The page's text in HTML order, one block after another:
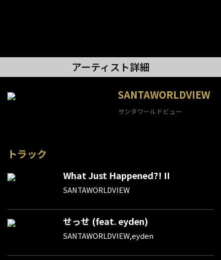
アーティスト詳細
SANTAWORLDVIEW
サンタワールドビュー
トラック
What Just Happened?! II
SANTAWORLDVIEW
せっせ (feat. eyden)
SANTAWORLDVIEW,eyden